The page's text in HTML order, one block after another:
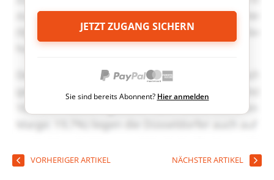
JETZT ZUGANG SICHERN
Sie sind bereits Abonnent? Hier anmelden
VORHERIGER ARTIKEL NÄCHSTER ARTIKEL